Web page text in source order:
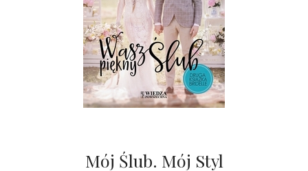
Mój Ślub. Mój Styl